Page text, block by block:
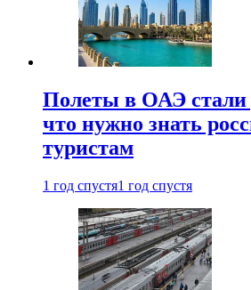
Полеты в ОАЭ стали
что нужно знать
туристам
1 год спустя1 год спустя